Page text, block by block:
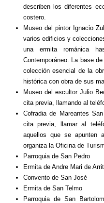
describen los diferentes
costero.
Museo del pintor Ignacio
varios edificios y
una ermita románica
Contemporáneo. La base
colección esencial de la
histórica con obra de sus
Museo del escultor Julio
cita previa, llamando al
Cofradia de Mareantes
cita previa, llamar al
aquellos que se apunten
organiza la Oficina de
Parroquia de San Pedro
Ermita de Andre Mari de
Convento de San José
Ermita de San Telmo
Parroquia de San